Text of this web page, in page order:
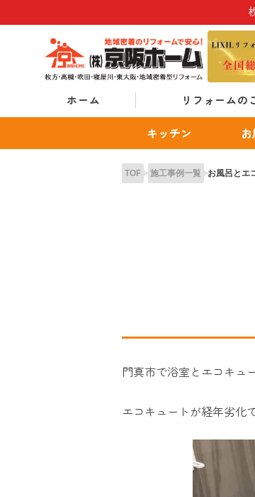
to
ホーム リフォームの
キッチン
TOP 施工事例一覧 お風呂とエ
門真市で浴室とエコキュ
エコキュートが経年劣化